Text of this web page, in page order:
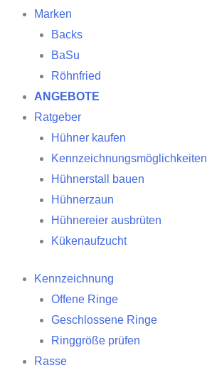
Marken
Backs
BaSu
Röhnfried
ANGEBOTE
Ratgeber
Hühner kaufen
Kennzeichnungsmöglichkeiten
Hühnerstall bauen
Hühnerzaun
Hühnereier ausbrüten
Kükenaufzucht
Kennzeichnung
Offene Ringe
Geschlossene Ringe
Ringgröße prüfen
Rasse